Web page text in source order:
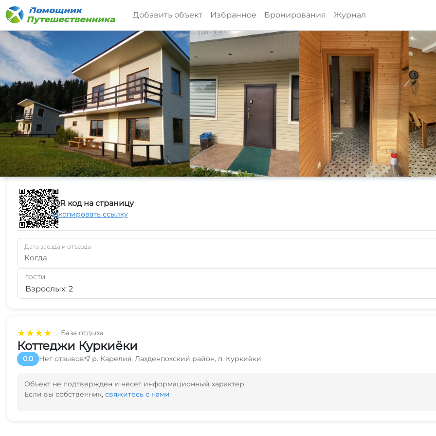
Добавить объект Избранное Бронирования Журнал
★★★★☆База отдыха
Коттеджи Куркиёки
0.0 Нет отзывов р. Карелия, Лахденпохский район, п. Куркиёки
Объект не подтвержден и несет информационный характер
Если вы собственник, свяжитесь с нами
QR код на страницу
Скопировать ссылку
Дата заезда и отъезда
Когда
ГОСТИ
Взрослых: 2